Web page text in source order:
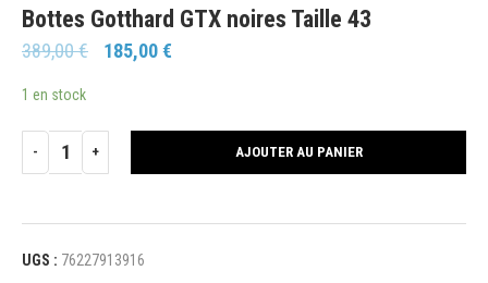
Bottes Gotthard GTX noires Taille 43
389,00€ 185,00€
1 en stock
AJOUTER AU PANIER
UGS : 76227913916